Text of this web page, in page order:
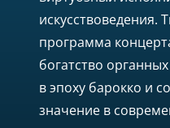
искусствоведения.
программа
богатство
в эпоху барокко и
значение в